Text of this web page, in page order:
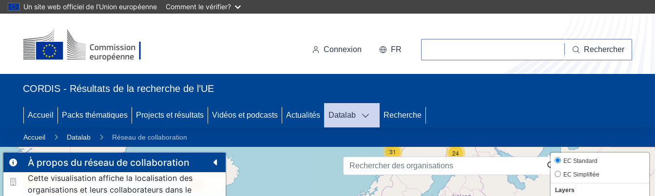
Un site web officiel de l’Union européenne Comment le vérifier?
Connexion FR Rechercher
CORDIS - Résultats de la recherche de l’UE
Accueil Packs thématiques Projects et résultats Vidéos et podcasts Actualités Datalab Recherche
Accueil Datalab Réseau de collaboration
À propos du réseau de collaboration
Cette visualisation affiche la localisation des
organisations et leurs collaborateurs dans le
11 192
70
24
31
EC Standard
EC Simplifiée
Layers